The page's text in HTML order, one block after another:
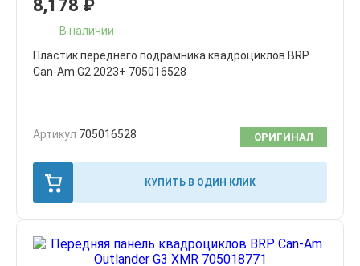
8,178 ₽
В наличии
Пластик переднего подрамника квадроциклов BRP
Can-Am G2 2023+ 705016528
Артикул 705016528 ОРИГИНАЛ
КУПИТЬ В ОДИН КЛИК